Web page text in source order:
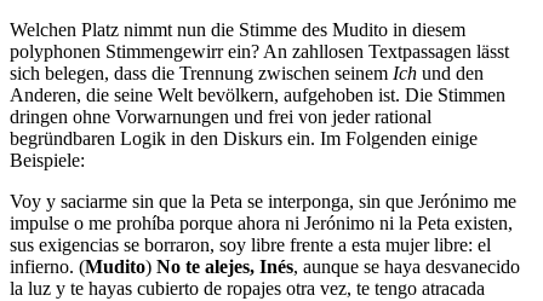
Welchen Platz nimmt nun die Stimme des Mudito in diesem
polyphonen Stimmengewirr ein? An zahllosen Textpassagen lässt
sich belegen, dass die Trennung zwischen seinem Ich und den
Anderen, die seine Welt bevölkern, aufgehoben ist. Die Stimmen
dringen ohne Vorwarnungen und frei von jeder rational
begründbaren Logik in den Diskurs ein. Im Folgenden einige
Beispiele:
Voy y saciarme sin que la Peta se interponga, sin que Jerónimo me
impulse o me prohíba porque ahora ni Jerónimo ni la Peta existen,
sus exigencias se borraron, soy libre frente a esta mujer libre: el
infierno. (Mudito) No te alejes, Inés, aunque se haya desvanecido
la luz y te hayas cubierto de ropajes otra vez, te tengo atracada